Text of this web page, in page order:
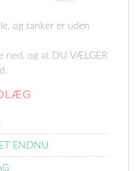
og tanker er uden
ned, og at DU VÆLGER
ENDNU